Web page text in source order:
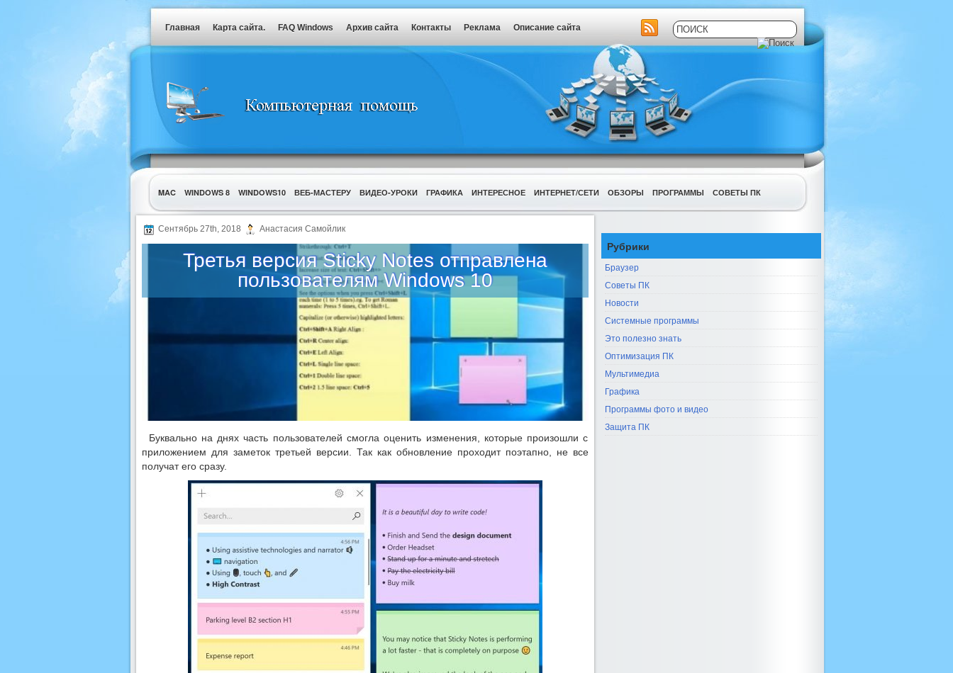
Главная Карта сайта. FAQ Windows Архив сайта Контакты Реклама Описание сайта
MAC WINDOWS 8 WINDOWS10 ВЕБ-МАСТЕРУ ВИДЕО-УРОКИ ГРАФИКА ИНТЕРЕСНОЕ ИНТЕРНЕТ/СЕТИ ОБЗОРЫ ПРОГРАММЫ СОВЕТЫ ПК
УТИЛИТЫ
Сентябрь 27th, 2018 Анастасия Самойлик
Третья версия Sticky Notes отправлена
пользователям Windows 10
Буквально на днях часть пользователей смогла оценить изменения, которые произошли с
приложением для заметок третьей версии. Так как обновление проходит поэтапно, не все
получат его сразу.
Рубрики
Браузер
Советы ПК
Новости
Системные программы
Это полезно знать
Оптимизация ПК
Мультимедиа
Графика
Программы фото и видео
Защита ПК